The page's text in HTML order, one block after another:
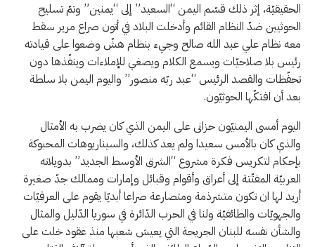
الحقيقيّة، إثر ذلك قسّم اليمن “السعيد” إلى “يمنين” وتمّ تسليح
الحوثيين ضدّ النظام القائم وأدخلت البلاد في أتون صراع مرير سقط
معه نظام علي عبد الله صالح وجيء بنظام هشّ وضعوا على قيادته
رئيس بلا صلاحيّات ويسمع الكلام ويصغي للإملاءات وينفّذها دون
تحفّظات والقصد الرئيس “عبد ربّه منصور” واليوم اليمن بلا سلطة
بعد أن افتكّها الحوثيّون.
اليوم أمسى اليمنيّون حزانى على اليمن الذي كان يضرب به الأمثال
والذي كان بالأمس سعيدا ولم يعد كذلك، والسيناريوهات المحبوكة
بإحكام لتكريس فكرة مشروع “الشرق الأوسط الجديد” بدويلاته
العربيّة المفتّتة إلى أعراق وأقوام وقبائل وإمارات وممالك جدّ صغيرة
أريد لها ان تكون متشرذمة ومتصارعة صراعا أبديّا يقوم على العرقيّات
والجهويّات والطائفيّة ولنا في الحرب الدّائرة في سوريا الدّليل والمثال
والشأن نفسه للبنان الجريحة التي يعيش شعبها منذ عقود خلت على